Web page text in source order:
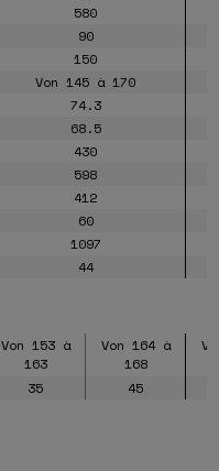
580
90
150
Von 145 à 170
74.3
68.5
430
598
412
60
1097
44
Von 153 à
163
Von 164 à
168
35 45